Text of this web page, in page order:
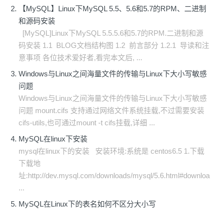
【MySQL】Linux下MySQL 5.5、5.6和5.7的RPM、二进制
和源码安装
[MySQL]Linux下MySQL 5.5.5.6和5.7的RPM.二进制和源
码安装 1.1 BLOG文档结构图 1.2 前言部分 1.2.1 导读和注
意事项 各位技术爱好者,看完本文后, ...
Windows与Linux之间海量文件的传输与Linux下大小写敏感
问题
Windows与Linux之间海量文件的传输与Linux下大小写敏感
问题 mount.cifs 支持通过网络文件系统挂载,不过需要安装
cifs-utils,也可通过mount -t cifs挂载,详细 ...
MySQL在linux下安装
mysql在linux下的安装 安装环境:系统是 centos6.5 1.下载
下载地
址:http://dev.mysql.com/downloads/mysql/5.6.html#downloa
...
MySQL在Linux下的表名如何不区分大小写